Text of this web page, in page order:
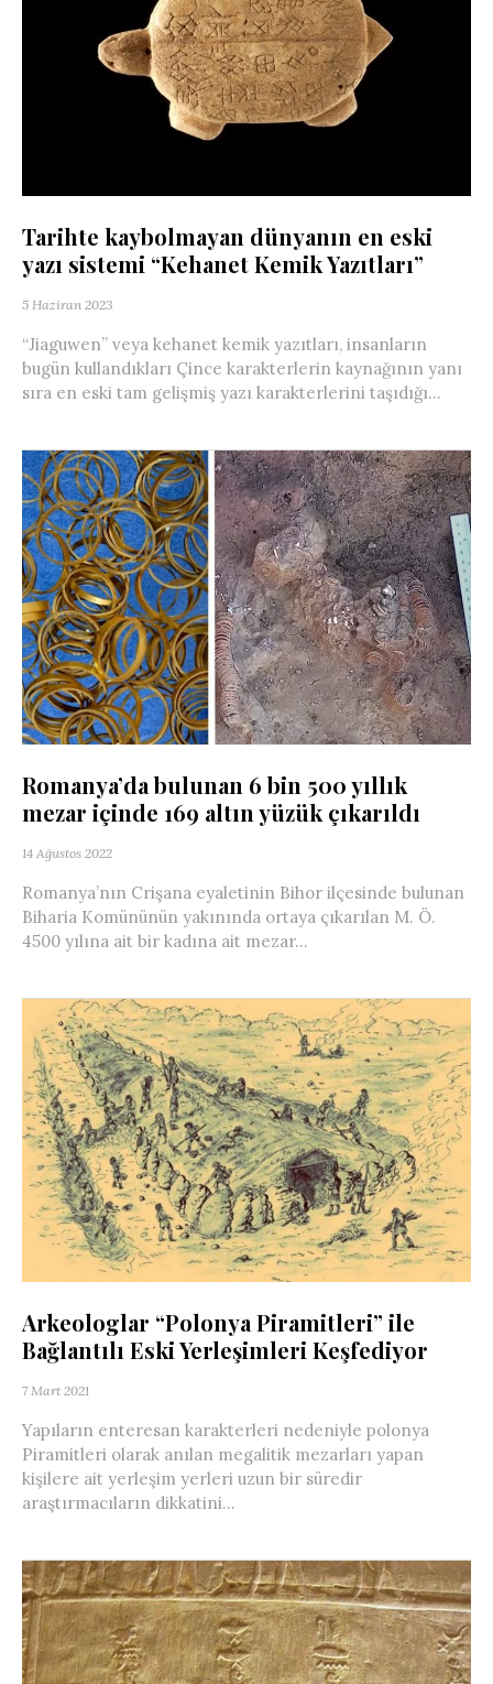
Tarihte kaybolmayan dünyanın en eski
yazı sistemi “Kehanet Kemik Yazıtları”
5 Haziran 2023
“Jiaguwen” veya kehanet kemik yazıtları, insanların
bugün kullandıkları Çince karakterlerin kaynağının yanı
sıra en eski tam gelişmiş yazı karakterlerini taşıdığı...
Romanya’da bulunan 6 bin 500 yıllık
mezar içinde 169 altın yüzük çıkarıldı
14 Ağustos 2022
Romanya’nın Crişana eyaletinin Bihor ilçesinde bulunan
Biharia Komününün yakınında ortaya çıkarılan M. Ö.
4500 yılına ait bir kadına ait mezar...
Arkeologlar “Polonya Piramitleri” ile
Bağlantılı Eski Yerleşimleri Keşfediyor
7 Mart 2021
Yapıların enteresan karakterleri nedeniyle polonya
Piramitleri olarak anılan megalitik mezarları yapan
kişilere ait yerleşim yerleri uzun bir süredir
araştırmacıların dikkatini...